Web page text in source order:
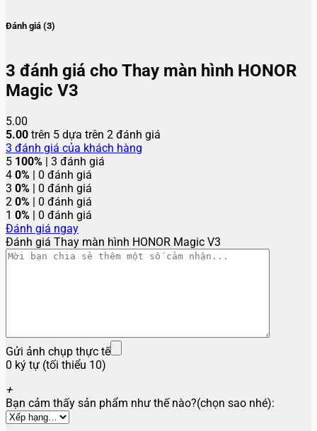
Đánh giá (3)
3 đánh giá cho Thay màn hình HONOR
Magic V3
5.00
5.00 trên 5 dựa trên 2 đánh giá
3 đánh giá của khách hàng
5 100% | 3 đánh giá
4 0% | 0 đánh giá
3 0% | 0 đánh giá
2 0% | 0 đánh giá
1 0% | 0 đánh giá
Đánh giá ngay
Đánh giá Thay màn hình HONOR Magic V3
Gửi ảnh chụp thực tế
0 ký tự (tối thiểu 10)
+
Bạn cảm thấy sản phẩm như thế nào?(chọn sao nhé):